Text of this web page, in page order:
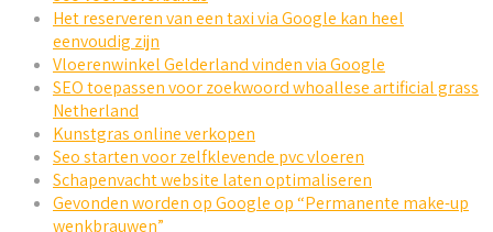
Het reserveren van een taxi via Google kan heel
eenvoudig zijn
Vloerenwinkel Gelderland vinden via Google
SEO toepassen voor zoekwoord whoallese artificial grass
Netherland
Kunstgras online verkopen
Seo starten voor zelfklevende pvc vloeren
Schapenvacht website laten optimaliseren
Gevonden worden op Google op “Permanente make-up
wenkbrauwen”